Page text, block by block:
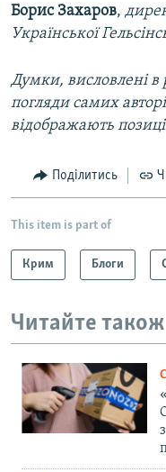
Борис Захаров,
Української
Думки, висловлені в
погляди самих
відображають
Поділитись
This item is part of
Крим Блоги
Читайте також